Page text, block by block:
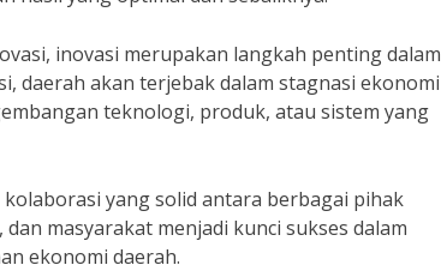
inovasi merupakan langkah penting dalam
daerah akan terjebak dalam stagnasi ekonomi
teknologi, produk, atau sistem yang
yang solid antara berbagai pihak
masyarakat menjadi kunci sukses dalam
ekonomi daerah.